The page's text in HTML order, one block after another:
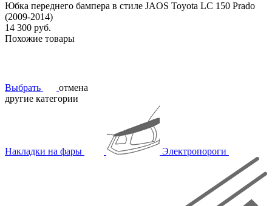
Юбка переднего бампера в стиле JAOS Toyota LC 150 Prado
(2009-2014)
14 300 руб.
Похожие товары
Выбрать
отмена
другие категории
Накладки на фары Электропороги